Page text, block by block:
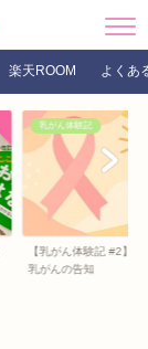
楽天ROOM よくあ
乳がん体験記
【乳がん体験記 #2】
乳がんの告知